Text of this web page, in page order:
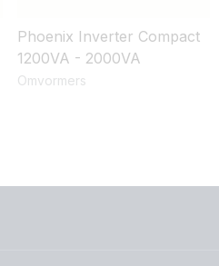
Phoenix Inverter Compact
1200VA - 2000VA
Omvormers